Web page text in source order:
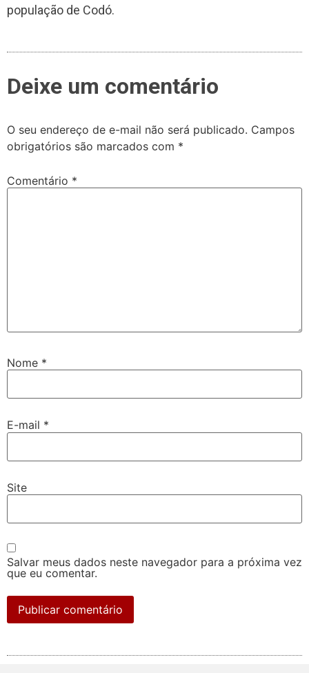
população de Codó.
Deixe um comentário
O seu endereço de e-mail não será publicado. Campos
obrigatórios são marcados com *
Comentário *
Nome *
E-mail *
Site
Salvar meus dados neste navegador para a próxima vez
que eu comentar.